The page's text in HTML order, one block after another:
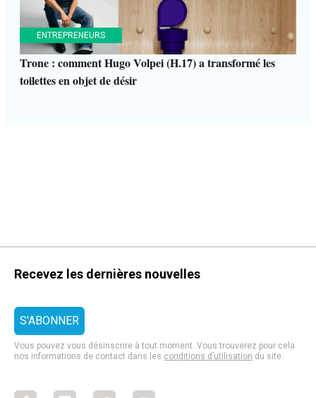
ENTREPRENEURS
Trone : comment Hugo Volpei (H.17) a transformé les
toilettes en objet de désir
Recevez les dernières nouvelles
Vous pouvez vous désinscrire à tout moment. Vous trouverez pour cela
nos informations de contact dans les conditions d’utilisation du site.